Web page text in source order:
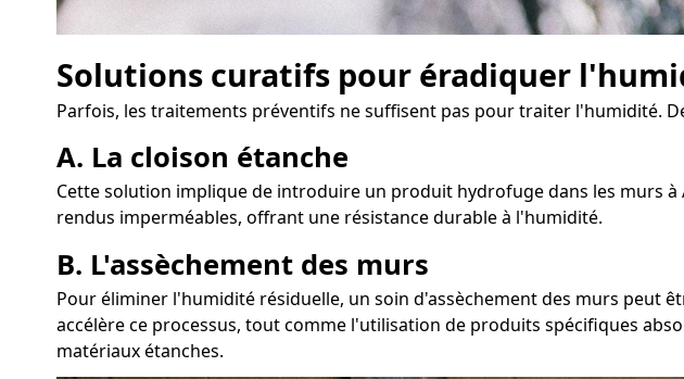
Solutions curatifs pour éradiquer
Parfois, les traitements préventifs ne suffisent pas pour traiter l'humidité.
A. La cloison étanche
Cette solution implique de introduire un produit hydrofuge dans les murs
rendus imperméables, offrant une résistance durable à l'humidité.
B. L'assèchement des murs
Pour éliminer l'humidité résiduelle, un soin d'assèchement des murs peut
accélère ce processus, tout comme l'utilisation de produits spécifiques
matériaux étanches.